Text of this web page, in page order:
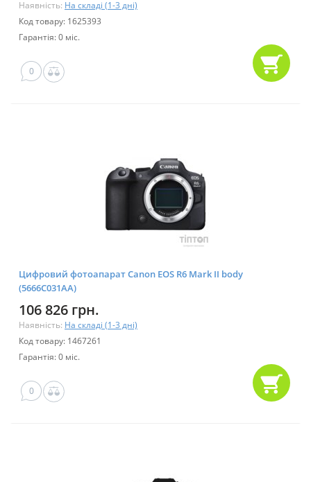
Наявність: На складі (1-3 дні)
Код товару: 1625393
Гарантія: 0 міс.
0
Цифровий фотоапарат Canon EOS R6 Mark II body
(5666C031AA)
106 826 грн.
Наявність: На складі (1-3 дні)
Код товару: 1467261
Гарантія: 0 міс.
0